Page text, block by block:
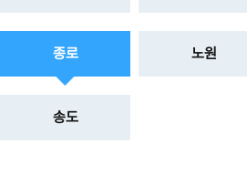
종로 노원
송도